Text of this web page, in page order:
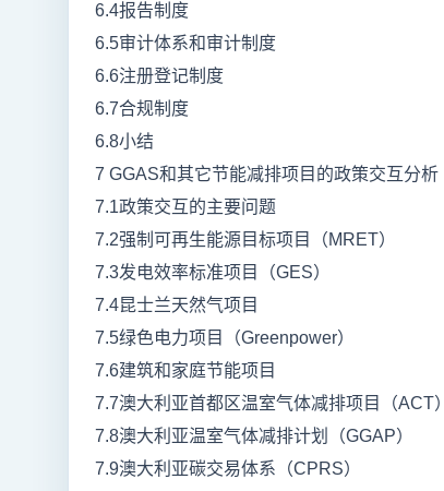
6.4报告制度
6.5审计体系和审计制度
6.6注册登记制度
6.7合规制度
6.8小结
7 GGAS和其它节能减排项目的政策交互分析
7.1政策交互的主要问题
7.2强制可再生能源目标项目（MRET）
7.3发电效率标准项目（GES）
7.4昆士兰天然气项目
7.5绿色电力项目（Greenpower）
7.6建筑和家庭节能项目
7.7澳大利亚首都区温室气体减排项目（ACT）
7.8澳大利亚温室气体减排计划（GGAP）
7.9澳大利亚碳交易体系（CPRS）